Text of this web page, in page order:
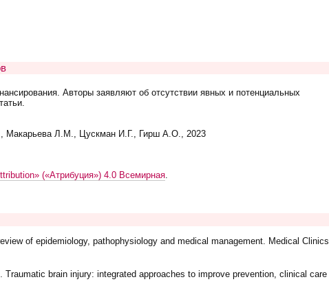
Авторы заявляют об отсутствии явных и потенциальных
Л.М., Цускман И.Г., Гирш А.О., 2023
(«Атрибуция») 4.0 Всемирная.
of epidemiology, pathophysiology and medical management. Medical Clinics
brain injury: integrated approaches to improve prevention, clinical care